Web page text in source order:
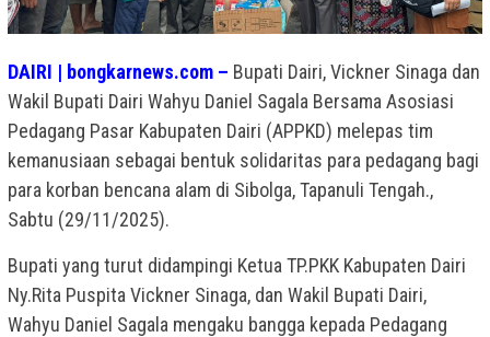
DAIRI | bongkarnews.com – Bupati Dairi, Vickner Sinaga dan
Wakil Bupati Dairi Wahyu Daniel Sagala Bersama Asosiasi
Pedagang Pasar Kabupaten Dairi (APPKD) melepas tim
kemanusiaan sebagai bentuk solidaritas para pedagang bagi
para korban bencana alam di Sibolga, Tapanuli Tengah.,
Sabtu (29/11/2025).
Bupati yang turut didampingi Ketua TP.PKK Kabupaten Dairi
Ny.Rita Puspita Vickner Sinaga, dan Wakil Bupati Dairi,
Wahyu Daniel Sagala mengaku bangga kepada Pedagang